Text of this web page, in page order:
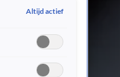
Altijd actief